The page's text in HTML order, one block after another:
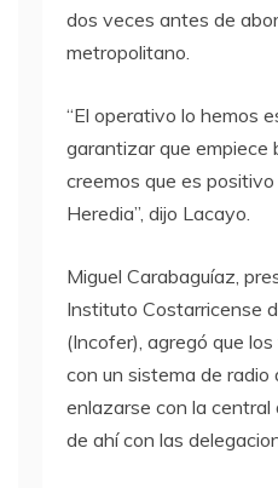
dos veces antes de
metropolitano.
“El operativo lo hemos
garantizar que empiece
creemos que es
Heredia”, dijo Lacayo.
Miguel Carabaguíaz,
Instituto Costarricense
(Incofer), agregó que
con un sistema de radio
enlazarse con la central
de ahí con las